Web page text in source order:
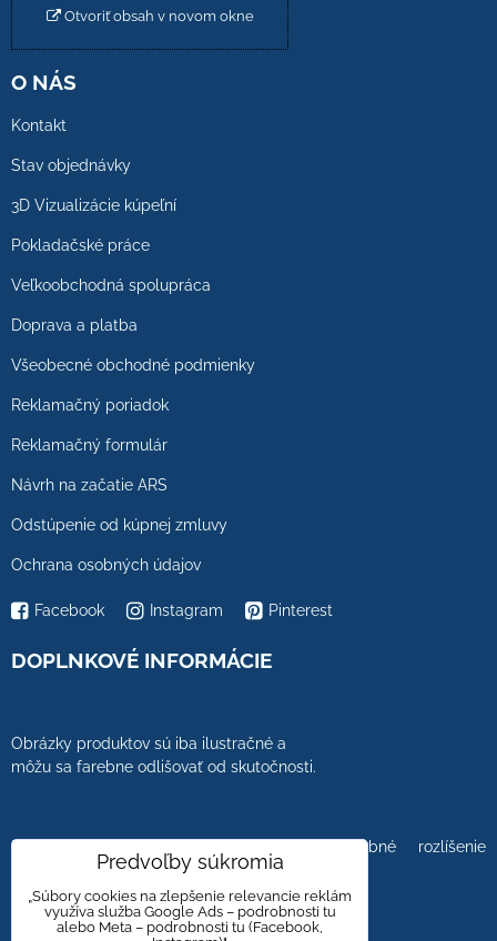
Otvoriť obsah v novom okne
O NÁS
Kontakt
Stav objednávky
3D Vizualizácie kúpeľní
Pokladačské práce
Veľkoobchodná spolupráca
Doprava a platba
Všeobecné obchodné podmienky
Reklamačný poriadok
Reklamačný formulár
Návrh na začatie ARS
Odstúpenie od kúpnej zmluvy
Ochrana osobných údajov
Facebook Instagram Pinterest
DOPLNKOVÉ INFORMÁCIE
Obrázky produktov sú iba ilustračné a
môžu sa farebne odlišovať od skutočnosti.
Farebnosť obrázkov tiež ovplyvňuje farebné rozlíšenie
zobrazovacej jednotky.Predvoľby súkromia
„Súbory cookies na zlepšenie relevancie reklám
využíva služba Google Ads – podrobnosti tu
alebo Meta – podrobnosti tu (Facebook,